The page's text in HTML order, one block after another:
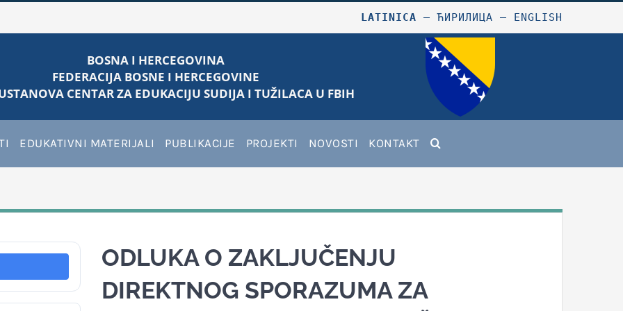
LATINICA –ЋИРИЛИЦА – ENGLISH
BOSNA I HERCEGOVINA
FEDERACIJA BOSNE I HERCEGOVINE
CENTAR ZA EDUKACIJU SUDIJA I TUŽILACA U FBIH
EDUKATIVNI MATERIJALI PUBLIKACIJE PROJEKTI NOVOSTI KONTAKT
ODLUKA O ZAKLJUČENJU
DIREKTNOG SPORAZUMA ZA